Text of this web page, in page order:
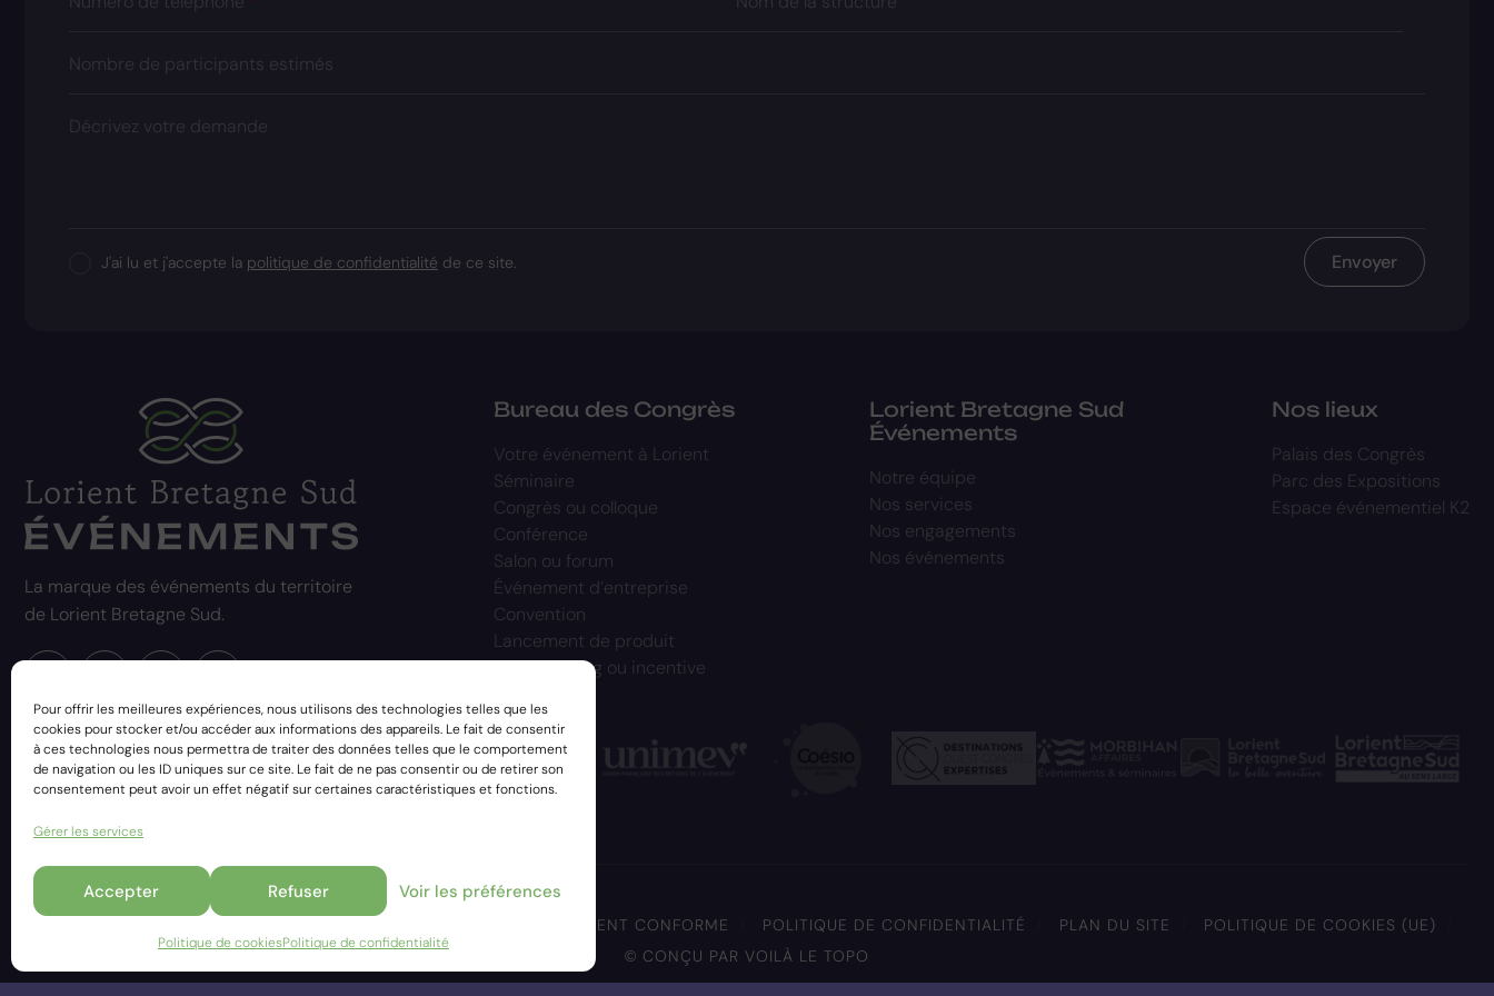
Pour offrir les meilleures expériences, nous utilisons des technologies telles que les
cookies pour stocker et/ou accéder aux informations des appareils. Le fait de consentir
à ces technologies nous permettra de traiter des données telles que le comportement
de navigation ou les ID uniques sur ce site. Le fait de ne pas consentir ou de retirer son
consentement peut avoir un effet négatif sur certaines caractéristiques et fonctions.
Gérer les services
Accepter Refuser Voir les préférences
Politique de cookiesPolitique de confidentialité
Nombre de participants estimés
Décrivez votre demande
J'ai lu et j'accepte la politique de confidentialité de ce site. Envoyer
La marque des événements du territoire
de Lorient Bretagne Sud.
Bureau des Congrès
Votre événement à Lorient
Séminaire
Congrès ou colloque
Conférence
Salon ou forum
Événement d’entreprise
Convention
Lancement de produit
Teambuilding ou incentive
Lorient Bretagne Sud
Événements
Notre équipe
Nos services
Nos engagements
Nos événements
Nos lieux
Palais des Congrès
Parc des Expositions
Espace événementiel K2
ACCESSIBILITÉ : PARTIELLEMENT CONFORME POLITIQUE DE CONFIDENTIALITÉ PLAN DU SITE
POLITIQUE DE COOKIES (UE)
© CONÇU PAR VOILÀ LE TOPO